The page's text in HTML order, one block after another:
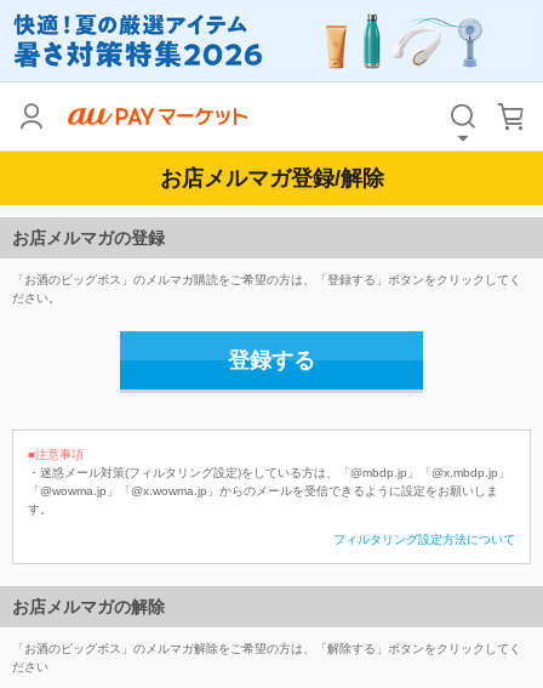
お店メルマガ登録/解除
お店メルマガの登録
「お酒のビッグボス」のメルマガ購読をご希望の方は、「登録する」ボタンをクリックしてく
ださい。
登録する
■注意事項
・迷惑メール対策(フィルタリング設定)をしている方は、「@mbdp.jp」「@x.mbdp.jp」
「@wowma.jp」「@x.wowma.jp」からのメールを受信できるように設定をお願いしま
す。
フィルタリング設定方法について
お店メルマガの解除
「お酒のビッグボス」のメルマガ解除をご希望の方は、「解除する」ボタンをクリックしてく
ださい